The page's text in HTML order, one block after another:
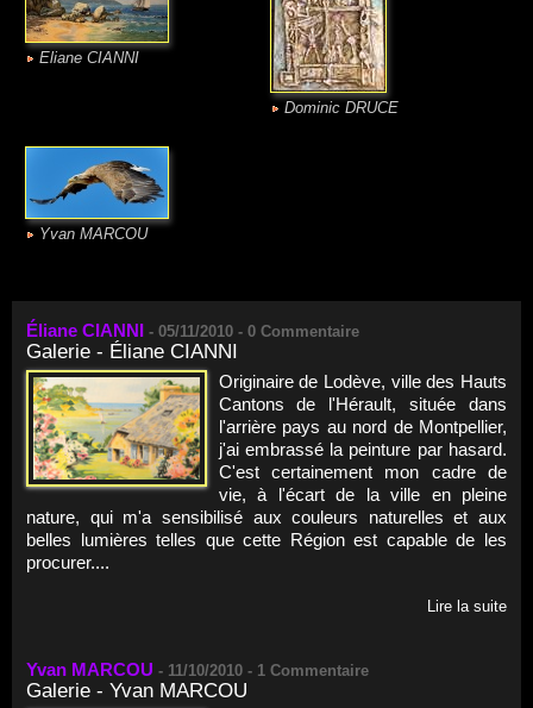
Eliane CIANNI
Dominic DRUCE
Yvan MARCOU
Éliane CIANNI - 05/11/2010 - 0 Commentaire
Galerie - Éliane CIANNI
Originaire de Lodève, ville des Hauts
Cantons de l'Hérault, située dans
l'arrière pays au nord de Montpellier,
j'ai embrassé la peinture par hasard.
C'est certainement mon cadre de
vie, à l'écart de la ville en pleine
nature, qui m'a sensibilisé aux couleurs naturelles et aux
belles lumières telles que cette Région est capable de les
procurer....
Lire la suite
Yvan MARCOU - 11/10/2010 - 1 Commentaire
Galerie - Yvan MARCOU